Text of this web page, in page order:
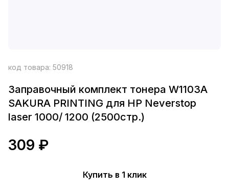
код товара: 50918
Заправочный комплект тонера W1103A
SAKURA PRINTING для HP Neverstop
laser 1000/ 1200 (2500стр.)
309 ₽
Купить в 1 клик